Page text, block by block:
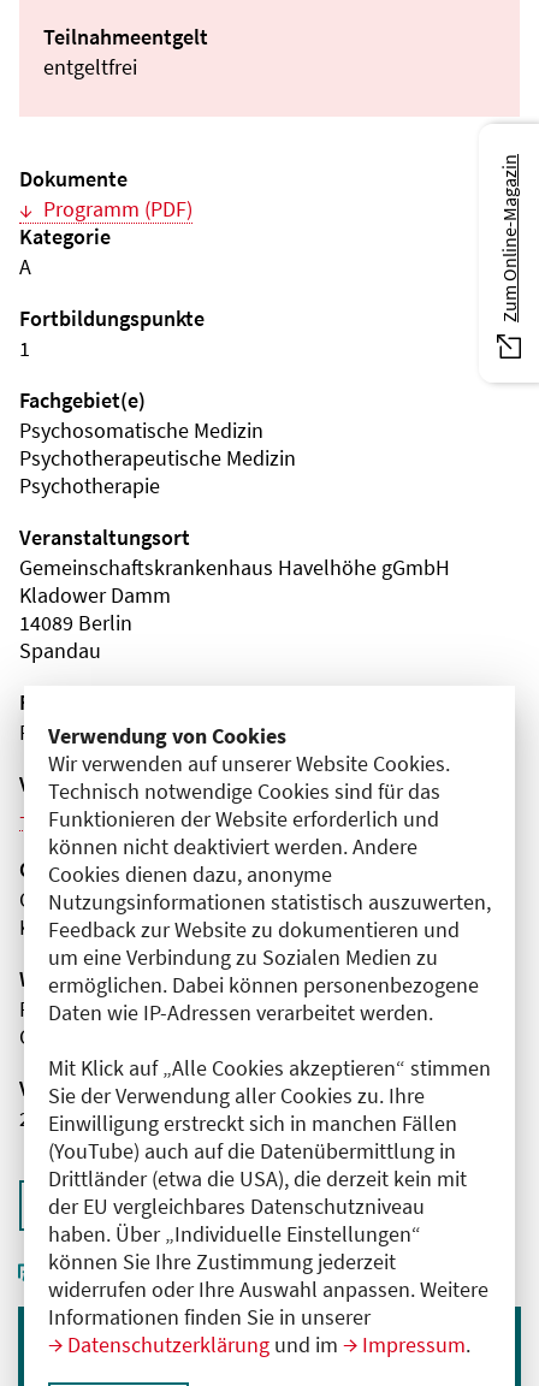
Verwendung von Cookies
Wir verwenden auf unserer Website Cookies.
Technisch notwendige Cookies sind für das
Funktionieren der Website erforderlich und
können nicht deaktiviert werden. Andere
Cookies dienen dazu, anonyme
Nutzungsinformationen statistisch auszuwerten,
Feedback zur Website zu dokumentieren und
um eine Verbindung zu Sozialen Medien zu
ermöglichen. Dabei können personenbezogene
Daten wie IP-Adressen verarbeitet werden.
Mit Klick auf „Alle Cookies akzeptieren“ stimmen
Sie der Verwendung aller Cookies zu. Ihre
Einwilligung erstreckt sich in manchen Fällen
(YouTube) auch auf die Datenübermittlung in
Drittländer (etwa die USA), die derzeit kein mit
der EU vergleichbares Datenschutzniveau
haben. Über „Individuelle Einstellungen“
können Sie Ihre Zustimmung jederzeit
widerrufen oder Ihre Auswahl anpassen. Weitere
Informationen finden Sie in unserer
Datenschutzerklärung und im Impressum.
Teilnahmeentgelt
entgeltfrei
Dokumente
Programm (PDF)
Kategorie
A
Fortbildungspunkte
1
Fachgebiet(e)
Psychosomatische Medizin
Psychotherapeutische Medizin
Psychotherapie
Veranstaltungsort
Gemeinschaftskrankenhaus Havelhöhe gGmbH
Kladower Damm
14089 Berlin
Spandau
Fortbildungsformat
Präsenz
Veranstaltungsreihe
Weitere Veranstaltungen dieser Reihe (9)
Organisator(en)
Gemeinschaftskrankenhaus Havelhöhe gGmbH
Klinik für Anthroposophische Medizin
Wissenschaftliche Leitung
Frau Silke Biesenthal-Matthes
Gemeinschaftskrankenhaus Havelhöhe gGmbH
Veranstaltungsnummer
2761102026033190064
Zurück zur Übersicht
Immer informiert bleiben
Zum Online-Magazin